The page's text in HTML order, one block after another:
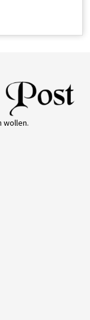
wollen.